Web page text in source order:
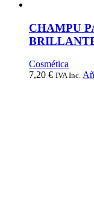
CHAMPU
Cosmética
7,20 € IVA Inc.